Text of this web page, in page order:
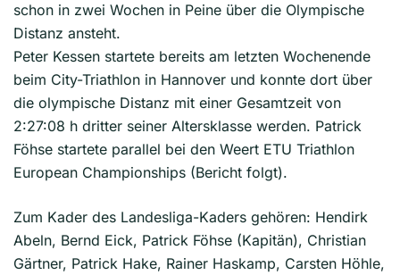
schon in zwei Wochen in Peine über die Olympische
Distanz ansteht.
Peter Kessen startete bereits am letzten Wochenende
beim City-Triathlon in Hannover und konnte dort über
die olympische Distanz mit einer Gesamtzeit von
2:27:08 h dritter seiner Altersklasse werden. Patrick
Föhse startete parallel bei den Weert ETU Triathlon
European Championships (Bericht folgt).
Zum Kader des Landesliga-Kaders gehören: Hendirk
Abeln, Bernd Eick, Patrick Föhse (Kapitän), Christian
Gärtner, Patrick Hake, Rainer Haskamp, Carsten Höhle,